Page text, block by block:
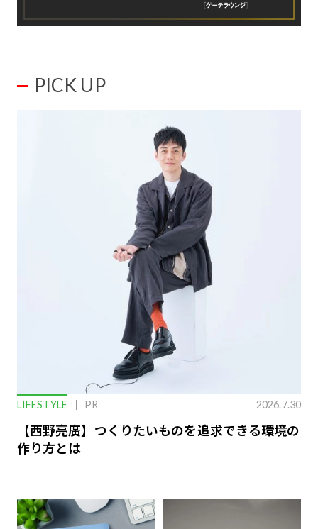
PICK UP
LIFESTYLE PR 2026.7.30
【西野亮廣】つくりたいものを追求できる環境の
作り方とは